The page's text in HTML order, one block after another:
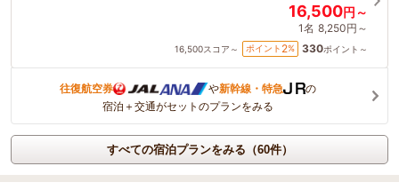
16,500円～
1名 8,250円～
16,500スコア～ ポイント 2% 330ポイント～
往復航空券 や新幹線・特急
の
宿泊＋交通がセットのプランをみる
すべての宿泊プランをみる（60件）